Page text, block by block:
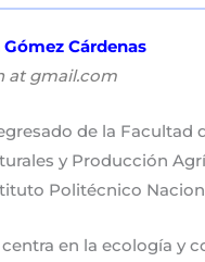
Cárdenas
at gmail.com
de la Facultad
y Producción
Politécnico
en la ecología y